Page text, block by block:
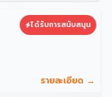
ได้รับการสนับสนุน
รายละเอียด →